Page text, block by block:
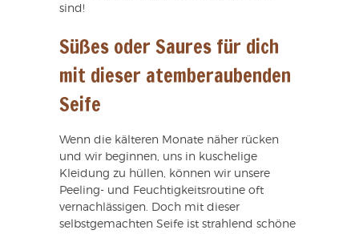
sind!
Süßes oder Saures für dich
mit dieser atemberaubenden
Seife
Wenn die kälteren Monate näher rücken
und wir beginnen, uns in kuschelige
Kleidung zu hüllen, können wir unsere
Peeling- und Feuchtigkeitsroutine oft
vernachlässigen. Doch mit dieser
selbstgemachten Seife ist strahlend schöne